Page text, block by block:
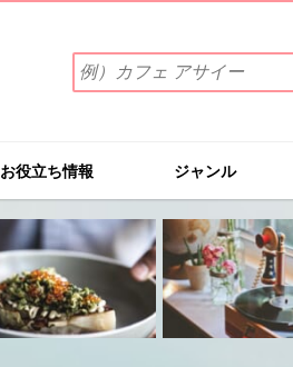
索
ワ
を
入
力
(例）
カ
フ
ェ
お役立ち情報 ジャンル